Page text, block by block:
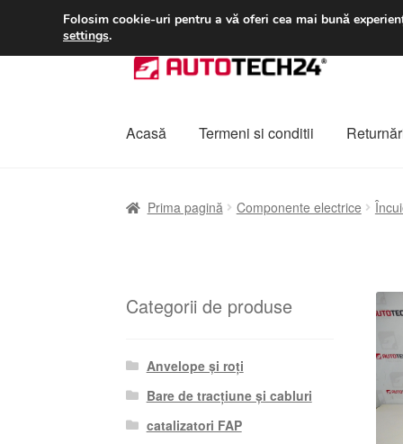
LIVRARE de la 33 lei
Sari
la
Sari
la
Acasă Termeni si conditii
Prima pagină Componente electrice
Categorii de produse
Anvelope și roți
Bare de tracțiune și cabluri
catalizatori FAP
Folosim cookie-uri pentru a vă oferi cea mai bună
settings.